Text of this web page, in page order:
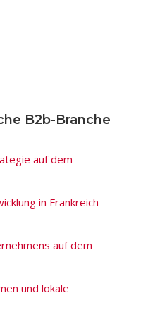
B2b-Branche
auf dem
in Frankreich
auf dem
und lokale